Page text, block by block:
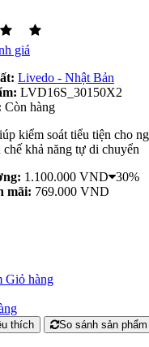
giá
Livedo - Nhật Bản
LVD16S_30150X2
Còn hàng
kiểm soát tiểu tiện cho
khả năng tự di chuyển
1.100.000 VND 30%
mãi: 769.000 VND
Giỏ hàng
thích So sánh sản phẩm